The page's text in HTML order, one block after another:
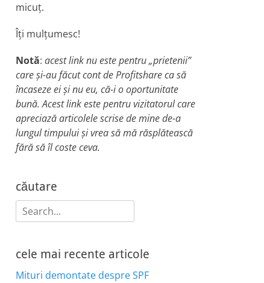
micuț.
Îți mulțumesc!
Notă: acest link nu este pentru „prietenii”
care și-au făcut cont de Profitshare ca să
încaseze ei și nu eu, că-i o oportunitate
bună. Acest link este pentru vizitatorul care
apreciază articolele scrise de mine de-a
lungul timpului și vrea să mă răsplătească
fără să îl coste ceva.
căutare
Search
for:
cele mai recente articole
Mituri demontate despre SPF